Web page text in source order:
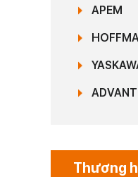
APEM
Thương